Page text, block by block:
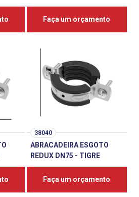
Faça um orçamento
38040
ABRACADEIRA ESGOTO
REDUX DN75 - TIGRE
Faça um orçamento